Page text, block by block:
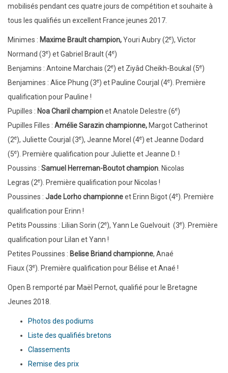
mobilisés pendant ces quatre jours de compétition et souhaite à
tous les qualifiés un excellent France jeunes 2017.
Minimes : Maxime Braultchampion,Youri Aubry (2e), Victor
Normand (3e) etGabriel Brault (4e)
Benjamins : Antoine Marchais (2e) et Ziyâd Cheikh-Boukal (5e)
Benjamines : Alice Phung (3e) et Pauline Courjal (4e) Première
qualification pour Pauline !
Pupilles : Noa Charil championet Anatole Delestre (6e)
Pupilles Filles : Amélie Sarazinchampionne, Margot Catherinot
(2e), Juliette Courjal (3e), Jeanne Morel (4e) et Jeanne Dodard
(5e). Première qualification pourJuliette et Jeanne D. !
Poussins : Samuel Herreman-Boutotchampion . Nicolas
Legras (2e). Première qualification pour Nicolas !
Poussines : Jade Lorhochampionneet Erinn Bigot(4e). Première
qualification pour Erinn !
Petits Poussins :
Lilian Sorin (2e), Yann Le Guelvouit (3e). Première
qualification pour Lilan et Yann !
Petites Poussines : Belise Briand championne, Anaé
Fiaux(3e). Première qualification pour Bélise et Anaé !
Open B remporté par Maël Pernot, qualifié pour le Bretagne
Jeunes 2018.
Photos des podiums
Liste des qualifiés bretons
Classements
Remise des prix